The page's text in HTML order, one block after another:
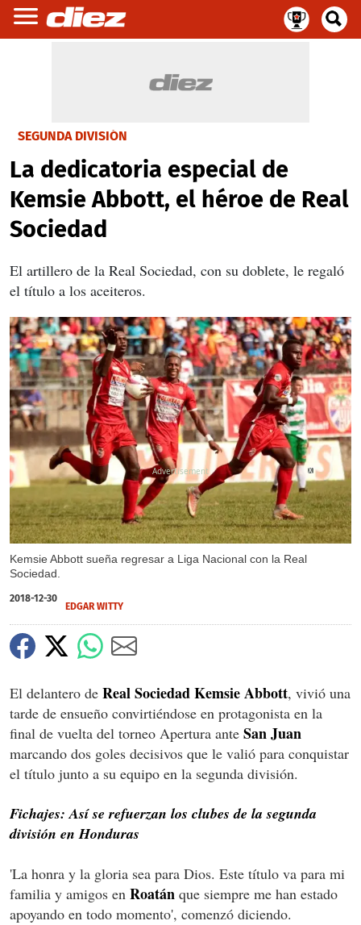
SEGUNDA DIVISIÓN
La dedicatoria especial de
Kemsie Abbott, el héroe de Real
Sociedad
El artillero de la Real Sociedad, con su doblete, le regaló
el título a los aceiteros.
Kemsie Abbott sueña regresar a Liga Nacional con la Real
Sociedad.
X
2018-12-30
EDGAR WITTY
El delantero de Real Sociedad Kemsie Abbott, vivió una
tarde de ensueño convirtiéndose en protagonista en la
final de vuelta del torneo Apertura ante San Juan
marcando dos goles decisivos que le valió para conquistar
el título junto a su equipo en la segunda división.
Fichajes: Así se refuerzan los clubes de la segunda
división en Honduras
'La honra y la gloria sea para Dios. Este título va para mi
familia y amigos en Roatán que siempre me han estado
apoyando en todo momento', comenzó diciendo.